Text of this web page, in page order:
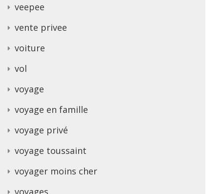
veepee
vente privee
voiture
vol
voyage
voyage en famille
voyage privé
voyage toussaint
voyager moins cher
voyages